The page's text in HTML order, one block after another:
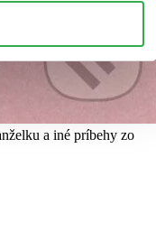
a iné príbehy zo